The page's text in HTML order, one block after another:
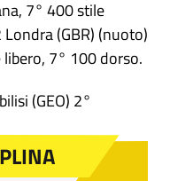
7° 400 stile
(GBR) (nuoto)
7° 100 dorso.
(GEO) 2°